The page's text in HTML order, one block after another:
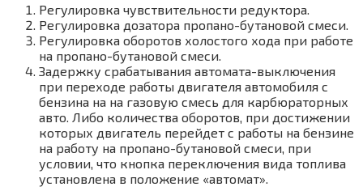
Регулировка чувствительности редуктора.
Регулировка дозатора пропано-бутановой смеси.
Регулировка оборотов холостого хода при работе
на пропано-бутановой смеси.
Задержку срабатывания автомата-выключения
при переходе работы двигателя автомобиля с
бензина на на газовую смесь для карбюраторных
авто. Либо количества оборотов, при достижении
которых двигатель перейдет с работы на бензине
на работу на пропано-бутановой смеси, при
условии, что кнопка переключения вида топлива
установлена в положение «автомат».